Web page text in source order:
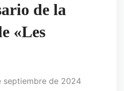
de la
«Les
septiembre de 2024